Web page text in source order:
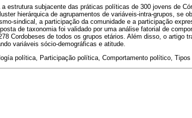
estrutura subjacente das práticas políticas de 300 jovens de
hierárquica de agrupamentos de variáveis-intra-grupos, se
sindical, a participação da comunidade e a participação
de taxonomia foi validado por uma análise fatorial de
Cordobeses de todos os grupos etários. Além disso, o artigo
variáveis sócio-demográficas e atitude.
política, Participação política, Comportamento político,